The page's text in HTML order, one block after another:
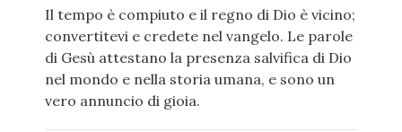
Il tempo è compiuto e il regno di Dio è vicino;
convertitevi e credete nel vangelo. Le parole
di Gesù attestano la presenza salvifica di Dio
nel mondo e nella storia umana, e sono un
vero annuncio di gioia.